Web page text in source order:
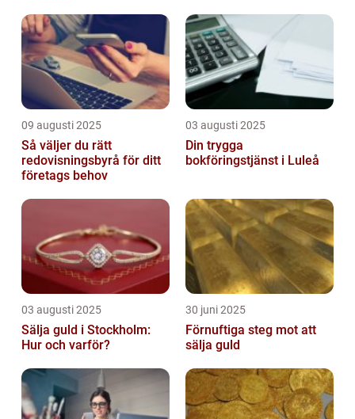
09 augusti 2025
Så väljer du rätt
redovisningsbyrå för ditt
företags behov
03 augusti 2025
Din trygga
bokföringstjänst i Luleå
03 augusti 2025
Sälja guld i Stockholm:
Hur och varför?
30 juni 2025
Förnuftiga steg mot att
sälja guld